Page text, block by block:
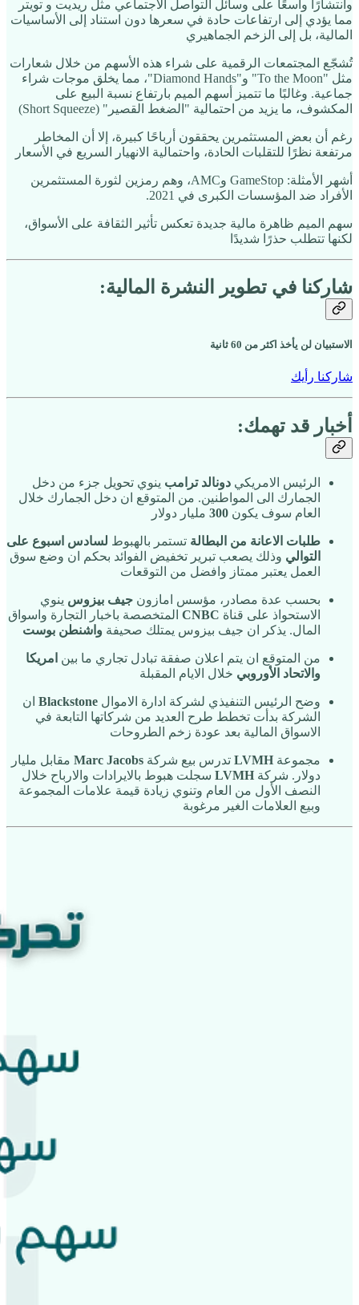
وانتشارًا واسعًا على وسائل التواصل الاجتماعي مثل ريديت و تويتر
مما يؤدي إلى ارتفاعات حادة في سعرها دون استناد إلى الأساسيات
المالية، بل إلى الزخم الجماهيري
تُشجّع المجتمعات الرقمية على شراء هذه الأسهم من خلال شعارات
مثل "To the Moon" و"Diamond Hands"، مما يخلق موجات شراء
جماعية. وغالبًا ما تتميز أسهم الميم بارتفاع نسبة البيع على
المكشوف، ما يزيد من احتمالية "الضغط القصير" (Short Squeeze)
رغم أن بعض المستثمرين يحققون أرباحًا كبيرة، إلا أن المخاطر
مرتفعة نظرًا للتقلبات الحادة، واحتمالية الانهيار السريع في الأسعار
أشهر الأمثلة: GameStop وAMC، وهم رمزين لثورة المستثمرين
الأفراد ضد المؤسسات الكبرى في 2021.
سهم الميم ظاهرة مالية جديدة تعكس تأثير الثقافة على الأسواق،
لكنها تتطلب حذرًا شديدًا
شاركنا في تطوير النشرة المالية:
الاستبيان لن يأخذ اكثر من 60 ثانية
شاركنا رأيك
أخبار قد تهمك:
الرئيس الامريكي دونالد ترامب ينوي تحويل جزء من دخل
الجمارك الى المواطنين. من المتوقع ان دخل الجمارك خلال
العام سوف يكون 300 مليار دولار
طلبات الاعانة من البطالة تستمر بالهبوط لسادس اسبوع على
التوالي وذلك يصعب تبرير تخفيض الفوائد بحكم ان وضع سوق
العمل يعتبر ممتاز وافضل من التوقعات
بحسب عدة مصادر، مؤسس امازون جيف بيزوس ينوي
الاستحواذ على قناة CNBC المتخصصة باخبار التجارة واسواق
المال. يذكر ان جيف بيزوس يمتلك صحيفة واشنطن بوست
من المتوقع ان يتم اعلان صفقة تبادل تجاري ما بين امريكا
والاتحاد الأوروبي خلال الايام المقبلة
وضح الرئيس التنفيذي لشركة ادارة الاموال Blackstone ان
الشركة بدأت تخطط طرح العديد من شركاتها التابعة في
الاسواق المالية بعد عودة زخم الطروحات
مجموعة LVMH تدرس بيع شركة Marc Jacobs مقابل مليار
دولار. شركة LVMH سجلت هبوط بالايرادات والارباح خلال
النصف الأول من العام وتنوي زيادة قيمة علامات المجموعة
وبيع العلامات الغير مرغوبة